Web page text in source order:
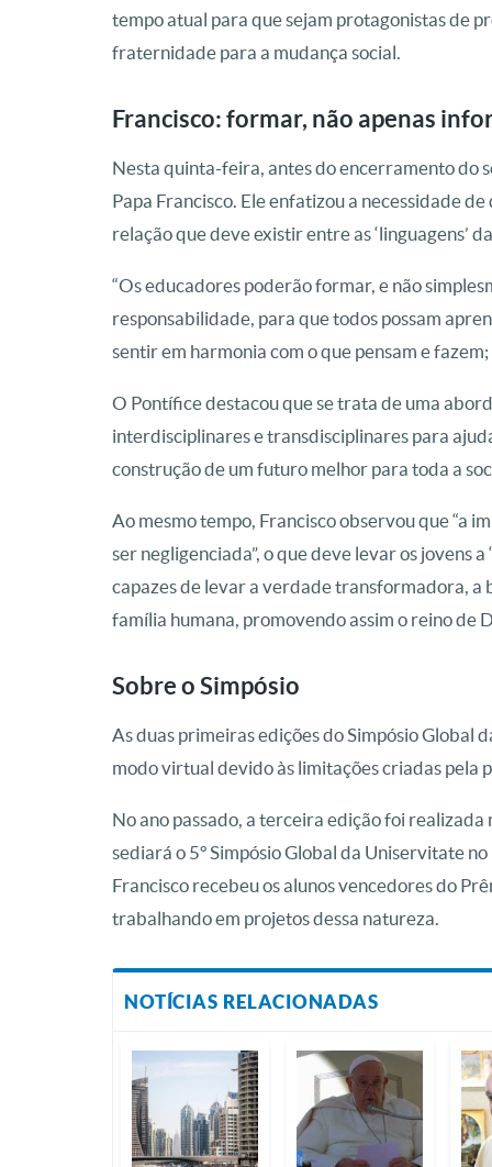
tempo atual para que sejam protagonistas de
fraternidade para a mudança social.
Francisco: formar, não apenas
Nesta quinta-feira, antes do encerramento do
Papa Francisco. Ele enfatizou a necessidade
relação que deve existir entre as ‘linguagens’
“Os educadores poderão formar, e não
responsabilidade, para que todos possam
sentir em harmonia com o que pensam e
O Pontífice destacou que se trata de uma
interdisciplinares e transdisciplinares para
construção de um futuro melhor para toda a
Ao mesmo tempo, Francisco observou que “a
ser negligenciada”, o que deve levar os jovens
capazes de levar a verdade transformadora, a
família humana, promovendo assim o reino de
Sobre o Simpósio
As duas primeiras edições do Simpósio
modo virtual devido às limitações criadas pela
No ano passado, a terceira edição foi
sediará o 5º Simpósio Global da Uniservitate
Francisco recebeu os alunos vencedores do
trabalhando em projetos dessa natureza.
NOTÍCIAS RELACIONADAS